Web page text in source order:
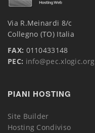
Via R.Meinardi 8/c
Collegno (TO) Italia
FAX: 0110433148
PEC: info@pec.xlogic.org
PIANI HOSTING
Site Builder
Hosting Condiviso